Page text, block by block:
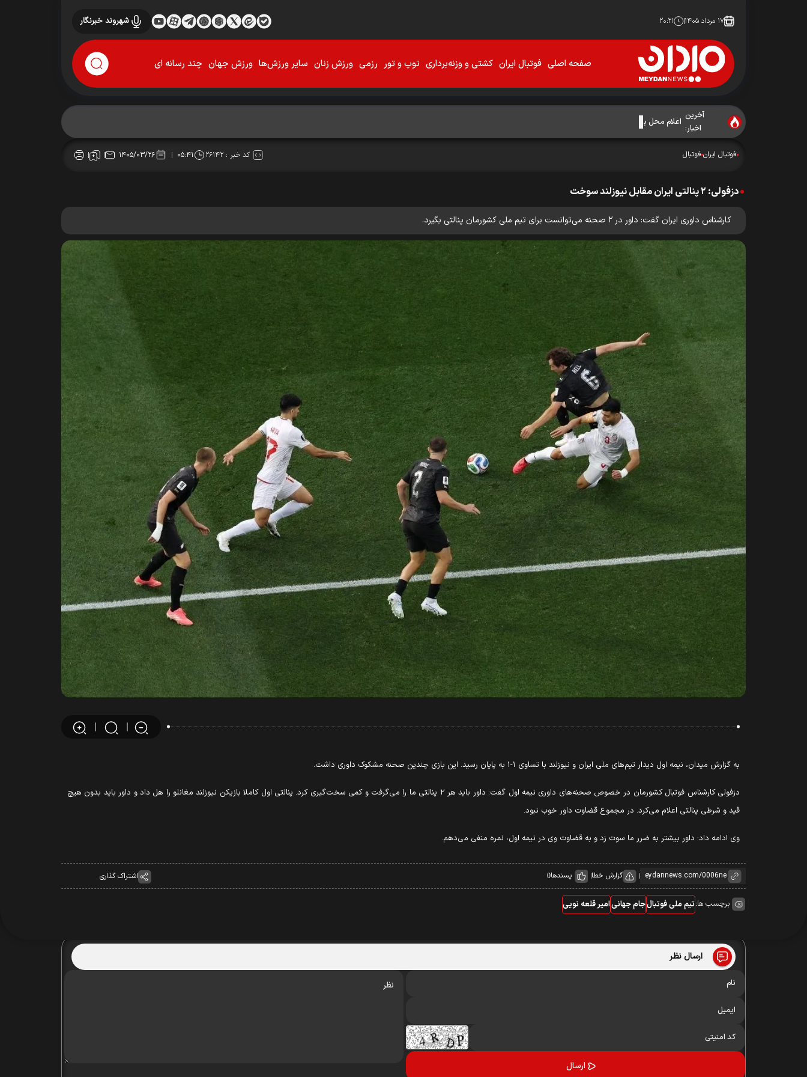
۱۷ مرداد ۱۴۰۵ ۲۰:۲۱ شهروند خبرنگار
صفحه اصلی فوتبال ایران کشتی و وزنه‌برداری توپ و تور رزمی ورزش زنان سایر ورزش‌ها ورزش جهان چند رسانه ای
آخرین
اخبار:
اعلام محل برگزاری ۶ مسابقه لیگ برتر
فوتبال ایران فوتبال کد خبر :۲۶۱۴۲ ۰۵:۴۱ ۱۴۰۵/۰۳/۲۶
دزفولی: ۲ پنالتی ایران مقابل نیوزلند سوخت
کارشناس داوری ایران گفت: داور در ۲ صحنه می‌توانست برای تیم ملی کشورمان پنالتی بگیرد.
به گزارش میدان، نیمه اول دیدار تیم‌های ملی ایران و نیوزلند با تساوی ۱-۱ به پایان رسید. این بازی چندین صحنه مشکوک داوری داشت.
دزفولی کارشناس فوتبال کشورمان در خصوص صحنه‌های داوری نیمه اول گفت: داور باید هر ۲ پنالتی ما را می‌گرفت و کمی سخت‌گیری کرد. پنالتی اول کاملا بازیکن نیوزلند مغانلو را هل داد و داور باید بدون هیچ
قید و شرطی پنالتی اعلام می‌کرد. در مجموع قضاوت داور خوب نبود.
وی ادامه داد: داور بیشتر به ضرر ما سوت زد و به قضاوت وی در نیمه اول، نمره منفی می‌دهم.
گزارش خطا پسندها0 اشتراک گذاری
برچسب ها:تیم ملی فوتبالجام جهانیامیر قلعه نویی
ارسال نظر